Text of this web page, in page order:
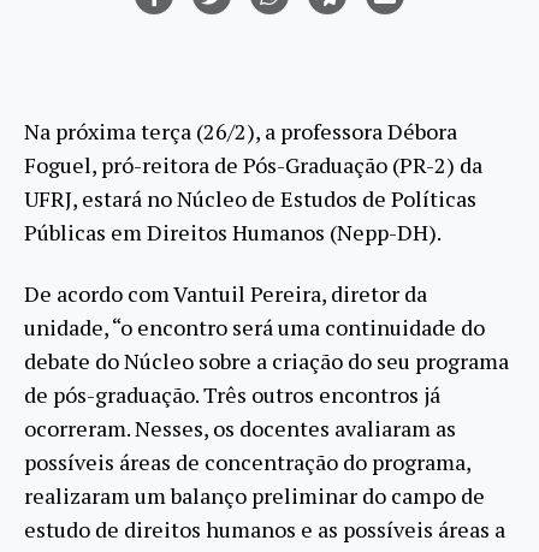
Na próxima terça (26/2), a professora Débora
Foguel, pró-reitora de Pós-Graduação (PR-2) da
UFRJ, estará no Núcleo de Estudos de Políticas
Públicas em Direitos Humanos (Nepp-DH).
De acordo com Vantuil Pereira, diretor da
unidade, “o encontro será uma continuidade do
debate do Núcleo sobre a criação do seu programa
de pós-graduação. Três outros encontros já
ocorreram. Nesses, os docentes avaliaram as
possíveis áreas de concentração do programa,
realizaram um balanço preliminar do campo de
estudo de direitos humanos e as possíveis áreas a